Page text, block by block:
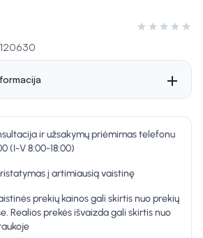
Įvertinimas 0
ir užsakymų priėmimas telefonu
(I-V 8:00-18:00)
į artimiausią vaistinę
prekių kainos gali skirtis nuo prekių
Realios prekės išvaizda gali skirtis nuo